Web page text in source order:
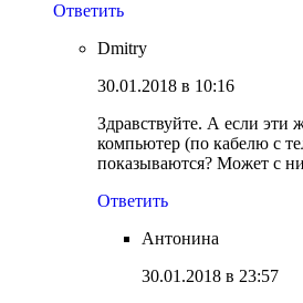
Ответить
Dmitry
30.01.2018 в 10:16
Здравствуйте. А если эти
компьютер (по кабелю с
показываются? Может с
Ответить
Антонина
30.01.2018 в 23:57